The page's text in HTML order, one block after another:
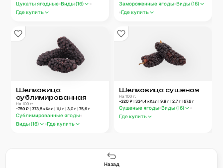
Цукаты ягодные Виды (16)
Где купить
Замороженные ягоды Виды (16)
Где купить
Шелковица
сублимированная
На 100 г:
~750 ₽| 373,8 кКал| 11,1 г| 3,0 г| 75,6 г
Сублимированные ягоды
Виды (16) Где купить
Шелковица сушеная
На 100 г:
~320 ₽ | 334,4 кКал | 9,9 г | 2,7г | 67,6 г
Сушеные ягоды Виды (16)
Где купить
Назад
171
Калькулятор калорий